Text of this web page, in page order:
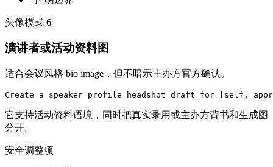
头像模式 6
演讲者或活动资料图
适合会议风格 bio image，但不暗示主办方官方确认。
Create a speaker profile headshot draft for [self,
它支持活动资料语境，同时把真实录用或主办方背书和生成图
分开。
安全调整项